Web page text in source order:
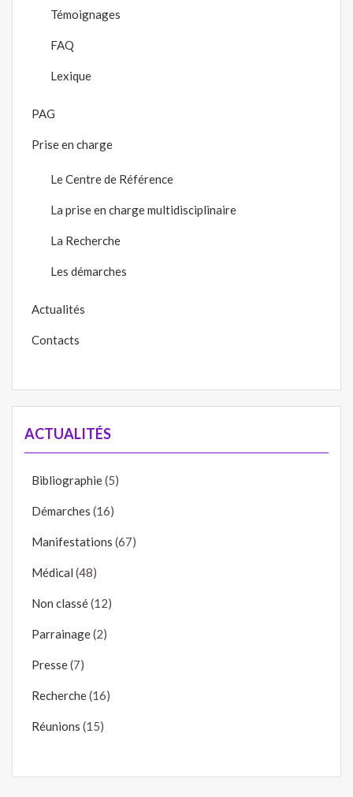
Témoignages
FAQ
Lexique
PAG
Prise en charge
Le Centre de Référence
La prise en charge multidisciplinaire
La Recherche
Les démarches
Actualités
Contacts
ACTUALITÉS
Bibliographie(5)
Démarches (16)
Manifestations (67)
Médical (48)
Non classé(12)
Parrainage(2)
Presse(7)
Recherche(16)
Réunions (15)